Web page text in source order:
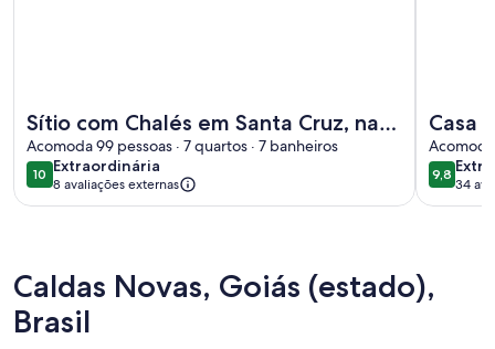
Sítio com Chalés em Santa Cruz, na
Cidade do Rio de Janeiro
Acomoda 99 pessoas · 7 quartos · 7 banheiros
1010 de 10
Extraordinária
extraordinária
8 avaliações externas
Casa
9,89,8 de
34
(34
Caldas Novas, Goiás (estado),
Brasil